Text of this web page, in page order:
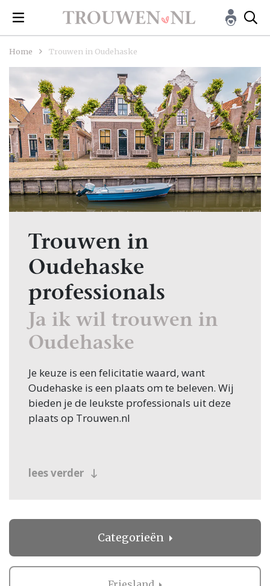
Home Trouwen in Oudehaske
Trouwen in
Oudehaske
professionals
Ja ik wil trouwen in
Oudehaske
Je keuze is een felicitatie waard, want
Oudehaske is een plaats om te beleven. Wij
bieden je de leukste professionals uit deze
plaats op Trouwen.nl
lees verder
Categorieën